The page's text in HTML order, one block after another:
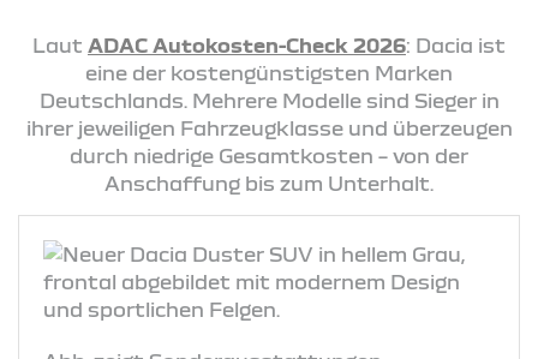
Laut ADAC Autokosten-Check 2026: Dacia ist
eine der kostengünstigsten Marken
Deutschlands. Mehrere Modelle sind Sieger in
ihrer jeweiligen Fahrzeugklasse und überzeugen
durch niedrige Gesamtkosten – von der
Anschaffung bis zum Unterhalt.